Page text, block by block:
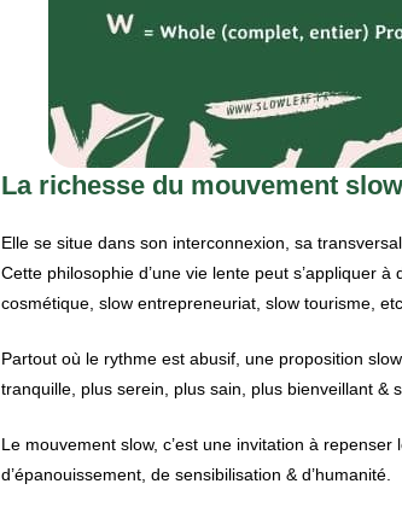
La richesse du mouvement slow
Elle se situe dans son interconnexion, sa
Cette philosophie d’une vie lente peut s’appliquer
cosmétique, slow entrepreneuriat, slow tourisme, etc
Partout où le rythme est abusif, une proposition
tranquille, plus serein, plus sain, plus bienveillant &
Le mouvement slow, c’est une invitation à
d’épanouissement, de sensibilisation & d’humanité.